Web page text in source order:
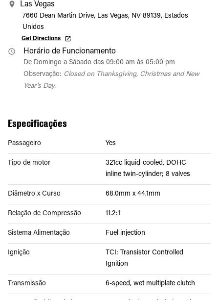
Las Vegas
7660 Dean Martin Drive, Las Vegas, NV 89139, Estados
Unidos
Get Directions
Horário de Funcionamento
De Domingo a Sábado das 09:00 am às 05:00 pm
Observação: Closed on Thanksgiving, Christmas and New
Year's Day.
Especificações
Passageiro Yes
Tipo de motor
321cc liquid-cooled, DOHC
inline twin-cylinder; 8 valves
Diâmetro x Curso 68.0mm x 44.1mm
Relação de Compressão 11.2:1
Sistema Alimentação Fuel injection
Ignição
TCI: Transistor Controlled
Ignition
Transmissão 6-speed, wet multiplate clutch